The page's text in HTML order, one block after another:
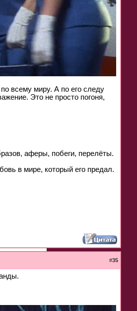
всему миру. А по его следу
Это не просто погоня,
аферы, побеги, перелёты.
в мире, который его предал.
#35